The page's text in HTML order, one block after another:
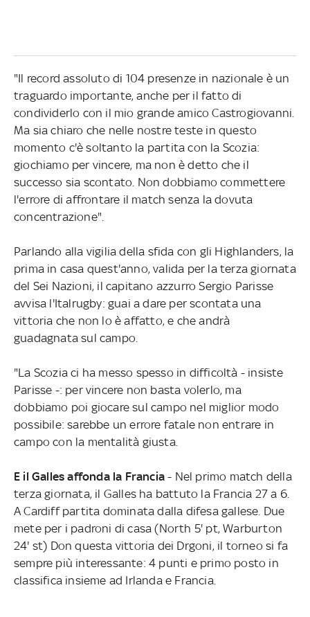
"Il record assoluto di 104 presenze in nazionale è un
traguardo importante, anche per il fatto di
condividerlo con il mio grande amico Castrogiovanni.
Ma sia chiaro che nelle nostre teste in questo
momento c'è soltanto la partita con la Scozia:
giochiamo per vincere, ma non è detto che il
successo sia scontato. Non dobbiamo commettere
l'errore di affrontare il match senza la dovuta
concentrazione".
Parlando alla vigilia della sfida con gli Highlanders, la
prima in casa quest'anno, valida per la terza giornata
del Sei Nazioni, il capitano azzurro Sergio Parisse
avvisa l'Italrugby: guai a dare per scontata una
vittoria che non lo è affatto, e che andrà
guadagnata sul campo.
"La Scozia ci ha messo spesso in difficoltà - insiste
Parisse -: per vincere non basta volerlo, ma
dobbiamo poi giocare sul campo nel miglior modo
possibile: sarebbe un errore fatale non entrare in
campo con la mentalità giusta.
E il Galles affonda la Francia- Nel primo match della
terza giornata, il Galles ha battuto la Francia 27 a 6.
A Cardiff partita dominata dalla difesa gallese. Due
mete per i padroni di casa (North 5' pt, Warburton
24' st) Don questa vittoria dei Drgoni, il torneo si fa
sempre più interessante: 4 punti e primo posto in
classifica insieme ad Irlanda e Francia.